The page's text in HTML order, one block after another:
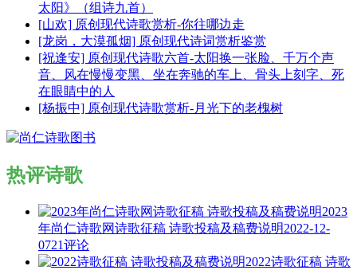
太阳》（组诗九首）
[山欢] 原创现代诗歌赏析-你往哪边走
[龙岗，大漠孤烟] 原创现代诗词赏析鉴赏
[祝逢安] 原创现代诗歌六首-太阳换一张脸、千万个声
音、风在慢慢变黑、坐在奔驰的车上、骨头上刻字、死
在眼睛中的人
[杨振中] 原创现代诗歌赏析-月光下的老槐树
热评诗歌
2023
年尚仁诗歌网诗歌征稿 诗歌投稿及稿费说明2022-12-
0721评论
2022诗歌征稿 诗歌